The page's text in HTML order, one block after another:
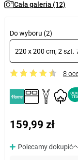
Cała galeria (12)
Do wyboru (2)
220 x 200 cm, 2 szt.
8
159,99 zł
Polecamy dokupić